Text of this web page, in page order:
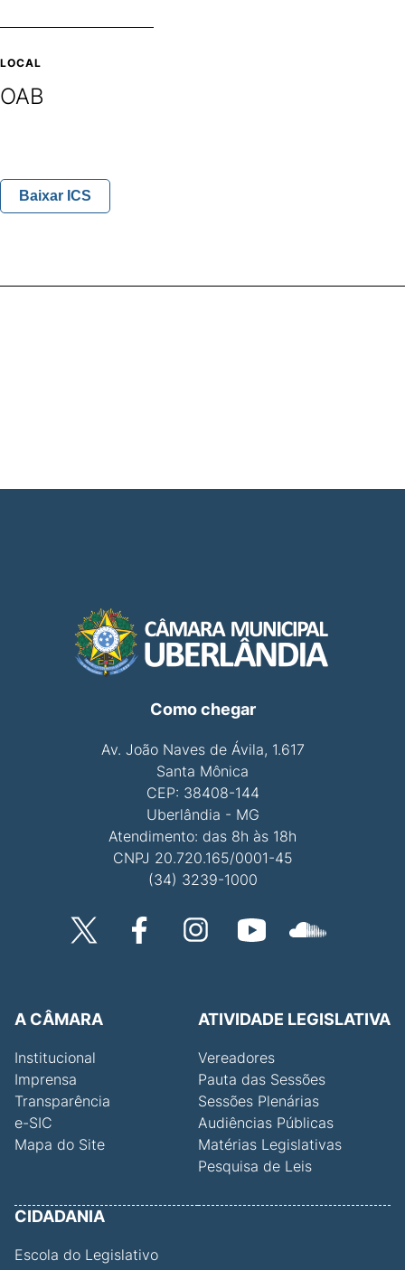
LOCAL
OAB
Baixar ICS
Como chegar
Av. João Naves de Ávila, 1.617
Santa Mônica
CEP: 38408-144
Uberlândia - MG
Atendimento: das 8h às 18h
CNPJ 20.720.165/0001-45
(34) 3239-1000
A CÂMARA
Institucional
Imprensa
Transparência
e-SIC
Mapa do Site
ATIVIDADE LEGISLATIVA
Vereadores
Pauta das Sessões
Sessões Plenárias
Audiências Públicas
Matérias Legislativas
Pesquisa de Leis
CIDADANIA
Escola do Legislativo